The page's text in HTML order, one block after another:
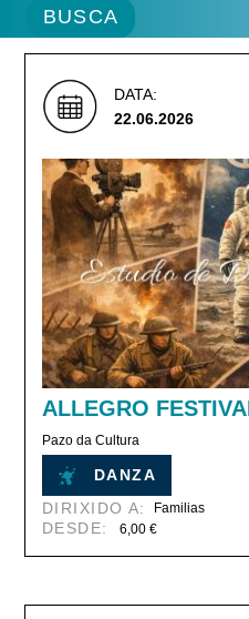
DATA:
22.06.2026
ALLEGRO
Pazo da Cultura
DANZA
DIRIXIDO A:
Familias
DESDE: 6,00 €